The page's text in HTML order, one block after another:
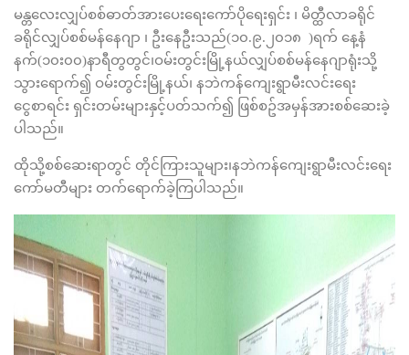
မန္တလေးလျှပ်စစ်ဓာတ်အားပေးရေးကော်ပိုရေးရှင်း ၊ မိတ္ထီလာခရိုင်
ခရိုင်လျှပ်စစ်မန်နေဂျာ ၊ ဦးနေဦးသည်(၁၀.၉.၂၀၁၈ )ရက် နေ့နံ
နက်(၁၀း၀၀)နာရီတွတွင်၊ဝမ်းတွင်းမြို့နယ်လျှပ်စစ်မန်နေဂျာရုံးသို့
သွားရောက်၍ ဝမ်းတွင်းမြို့နယ်၊ နဘဲကန်ကျေးရွာမီးလင်းရေး
ငွေစာရင်း ရှင်းတမ်းများနှင့်ပတ်သက်၍ ဖြစ်စဥ်အမှန်အားစစ်ဆေးခဲ့
ပါသည်။
ထိုသို့စစ်ဆေးရာတွင် တိုင်ကြားသူများ၊နဘဲကန်ကျေးရွာမီးလင်းရေး
ကော်မတီများ တက်ရောက်ခဲ့ကြပါသည်။